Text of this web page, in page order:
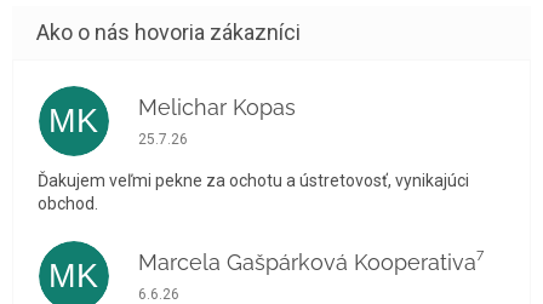
MK Melichar Kopas
Hodnotenie obchodu je 5 z 5 hviezdičiek.
25.7.26
Ďakujem veľmi pekne za ochotu a ústretovosť, vynikajúci
obchod.
MK Marcela Gašpárková Kooperativa⁷
Hodnotenie obchodu je 5 z 5 hviezdičiek.
6.6.26